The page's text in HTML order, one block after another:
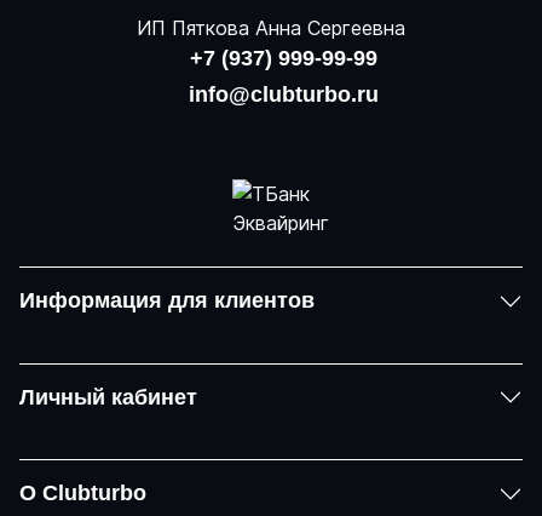
ИП Пяткова Анна Сергеевна
+7 (937) 999-99-99
info@clubturbo.ru
Информация для клиентов
Личный кабинет
О Clubturbo